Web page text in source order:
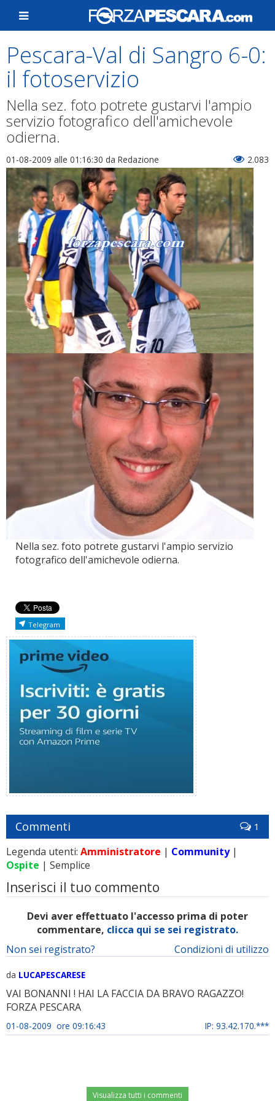
Pescara-Val di Sangro 6-0:
il fotoservizio
Nella sez. foto potrete gustarvi l'ampio
servizio fotografico dell'amichevole
odierna.
01-08-2009 alle 01:16:30 da Redazione 2.083
Nella sez. foto potrete gustarvi l'ampio servizio
fotografico dell'amichevole odierna.
Telegram
Commenti 1
Legenda utenti: Amministratore | Community|
Ospite | Semplice
Inserisci il tuo commento
Devi aver effettuato l'accesso prima di poter
commentare, clicca qui se sei registrato.
Condizioni di utilizzo
Non sei registrato?
da LUCAPESCARESE
VAI BONANNI ! HAI LA FACCIA DA BRAVO RAGAZZO!
FORZA PESCARA
01-08-2009 ore 09:16:43 IP: 93.42.170.***
Visualizza tutti i commenti